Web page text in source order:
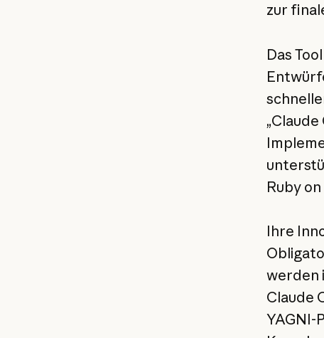
zur
Das
Ruby
Ihre
werden
Claude
YAGNI-